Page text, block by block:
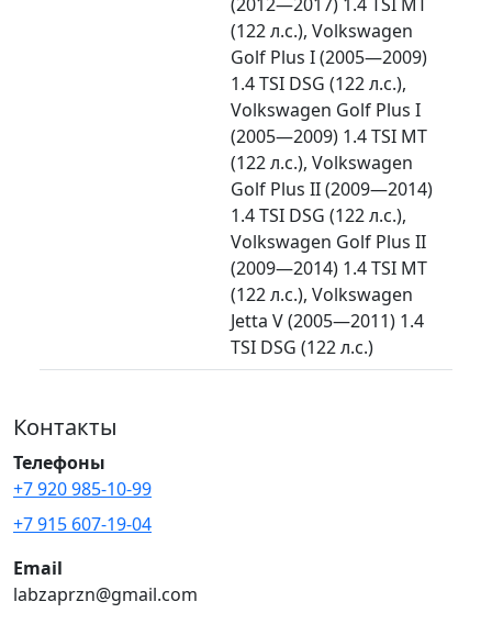
(122 л.с.), Volkswagen
Golf Plus I (2005—2009)
1.4 TSI DSG (122 л.с.),
Volkswagen Golf Plus I
(2005—2009) 1.4 TSI MT
(122 л.с.), Volkswagen
Golf Plus II (2009—2014)
1.4 TSI DSG (122 л.с.),
Volkswagen Golf Plus II
(2009—2014) 1.4 TSI MT
(122 л.с.), Volkswagen
Jetta V (2005—2011) 1.4
TSI DSG (122 л.с.)
Контакты
Телефоны
+7 920 985-10-99
+7 915 607-19-04
Email
labzaprzn@gmail.com